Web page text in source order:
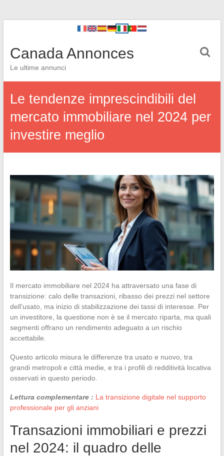
Canada Annonces
Le ultime annunci
Le tendenze imprescindibili del
mercato immobiliare nel 2024 per
investire meglio
Il mercato immobiliare nel 2024 ha attraversato una fase di
transizione: calo delle transazioni, ribasso dei prezzi nel settore
dell’usato, ma inizio di stabilizzazione dei tassi di interesse. Per
un investitore, la questione non è se il mercato riparta, ma quali
segmenti offrano un rendimento adeguato a un rischio
accettabile.
Questo articolo misura le differenze tra usato e nuovo, tra
grandi metropoli e città medie, e tra i profili di redditività locativa
osservati in questo periodo.
Lettura complementare : La transizione digitale nel supporto
professionale per gli anziani
Transazioni immobiliari e prezzi
nel 2024: il quadro delle